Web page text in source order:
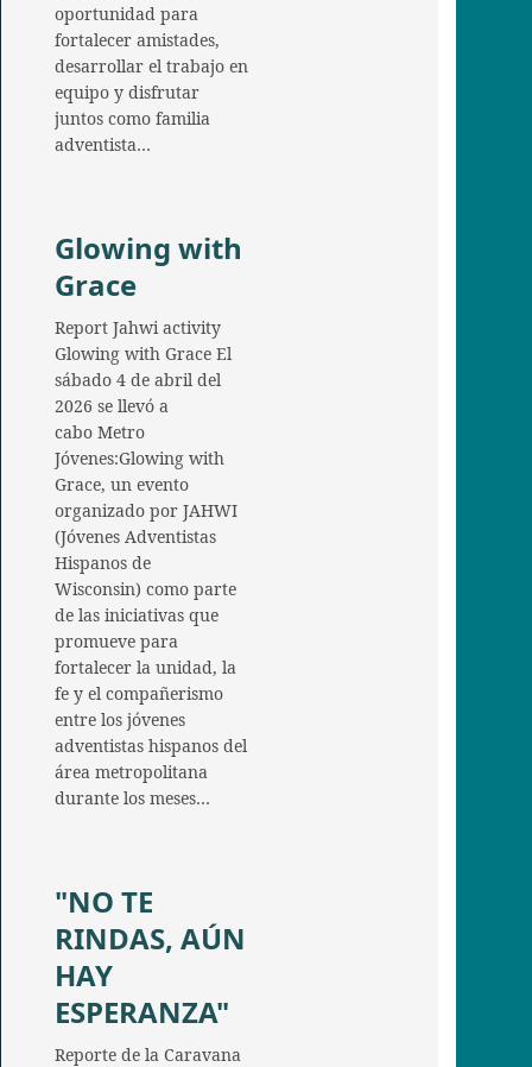
oportunidad para
fortalecer amistades,
desarrollar el trabajo en
equipo y disfrutar
juntos como familia
adventista…
Glowing with
Grace
Report Jahwi activity
Glowing with Grace El
sábado 4 de abril del
2026 se llevó a
cabo Metro
Jóvenes:Glowing with
Grace, un evento
organizado por JAHWI
(Jóvenes Adventistas
Hispanos de
Wisconsin) como parte
de las iniciativas que
promueve para
fortalecer la unidad, la
fe y el compañerismo
entre los jóvenes
adventistas hispanos del
área metropolitana
durante los meses…
"NO TE
RINDAS, AÚN
HAY
ESPERANZA"
Reporte de la Caravana